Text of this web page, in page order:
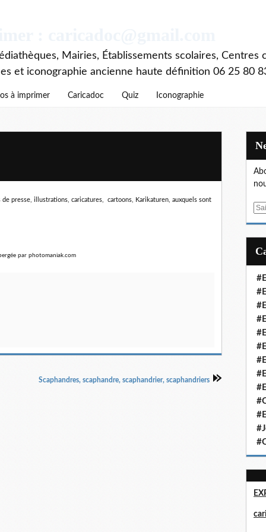
Mairies, Établissements scolaires, Centres
et iconographie ancienne haute définition 06 25 80
à imprimer Caricadoc Quiz Iconographie
presse, illustrations, caricatures, cartoons, Karikaturen, auxquels sont
Scaphandres, scaphandre, scaphandrier, scaphandriers
E